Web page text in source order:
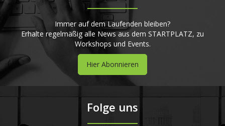
Immer auf dem Laufenden bleiben?
Erhalte regelmäßig alle News aus dem STARTPLATZ, zu
Workshops und Events.
Hier Abonnieren
Folge uns